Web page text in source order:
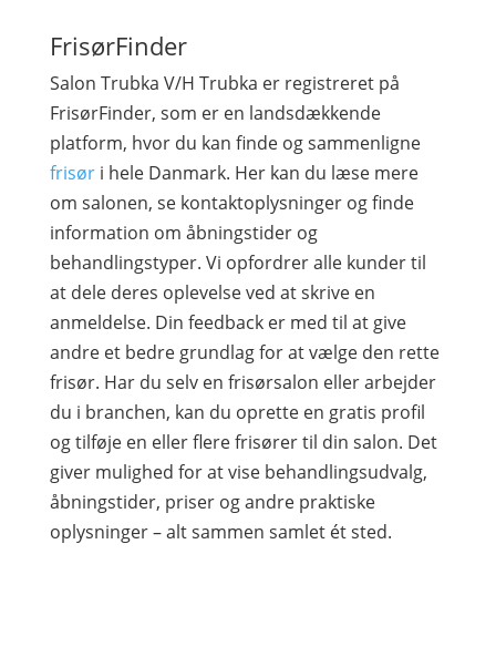
FrisørFinder
Salon Trubka V/H Trubka er registreret på
FrisørFinder, som er en landsdækkende
platform, hvor du kan finde og sammenligne
frisøri hele Danmark. Her kan du læse mere
om salonen, se kontaktoplysninger og finde
information om åbningstider og
behandlingstyper. Vi opfordrer alle kunder til
at dele deres oplevelse ved at skrive en
anmeldelse. Din feedback er med til at give
andre et bedre grundlag for at vælge den rette
frisør. Har du selv en frisørsalon eller arbejder
du i branchen, kan du oprette en gratis profil
og tilføje en eller flere frisører til din salon. Det
giver mulighed for at vise behandlingsudvalg,
åbningstider, priser og andre praktiske
oplysninger – alt sammen samlet ét sted.